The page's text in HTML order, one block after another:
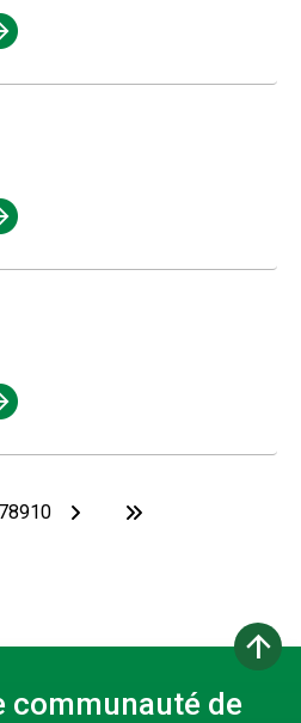
78910
arrow_upward
communauté de